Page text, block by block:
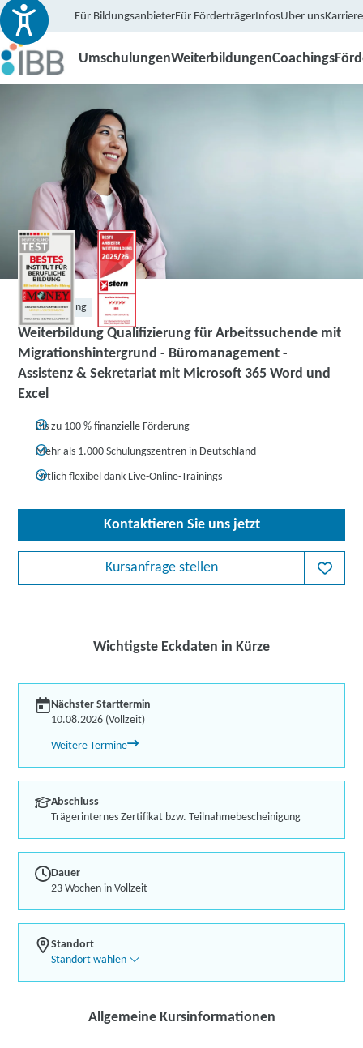
Für BildungsanbieterFür FörderträgerInfosÜber unsKarriere
UmschulungenWeiterbildungenCoachings
Weiterbildung
Weiterbildung Qualifizierung für Arbeitssuchende mit
Migrationshintergrund - Büromanagement -
Assistenz & Sekretariat mit Microsoft 365 Word und
Excel
Bis zu 100 % finanzielle Förderung
Mehr als 1.000 Schulungszentren in Deutschland
Örtlich flexibel dank Live-Online-Trainings
Kontaktieren Sie uns jetzt
Kursanfrage stellen
Wichtigste Eckdaten in Kürze
Nächster Starttermin
10.08.2026 (Vollzeit)
Weitere Termine
Abschluss
Trägerinternes Zertifikat bzw. Teilnahmebescheinigung
Dauer
23 Wochen in Vollzeit
Standort
Standort wählen
Allgemeine Kursinformationen